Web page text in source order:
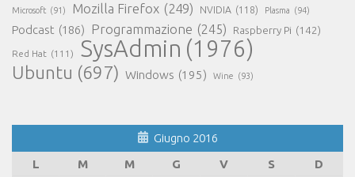
Microsoft (91) Mozilla Firefox (249) NVIDIA (118) Plasma (94)
Podcast (186) Programmazione (245) Raspberry Pi (142)
Red Hat (111) SysAdmin (1976)
Ubuntu (697) Windows (195) Wine (93)
Giugno 2016
L
M M G V S
D